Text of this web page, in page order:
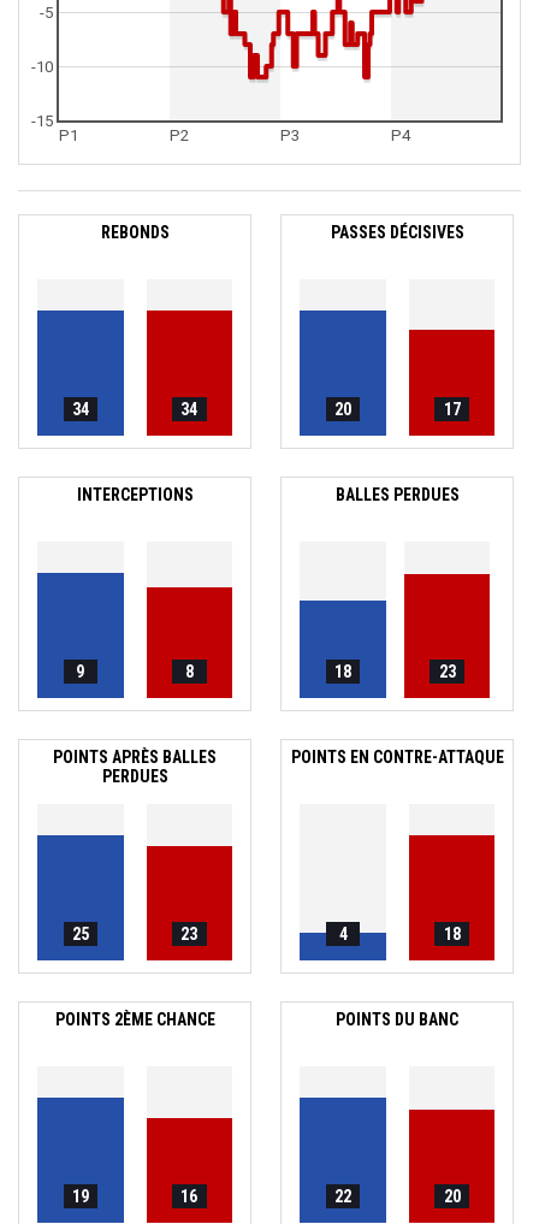
P1 P2 P3 P4
-15
-10
-5
REBONDS
34 34
PASSES DÉCISIVES
20 17
INTERCEPTIONS
9 8
BALLES PERDUES
18 23
POINTS APRÈS BALLES
PERDUES
25 23
POINTS EN CONTRE-ATTAQUE
4 18
POINTS 2ÈME CHANCE
19 16
POINTS DU BANC
22 20